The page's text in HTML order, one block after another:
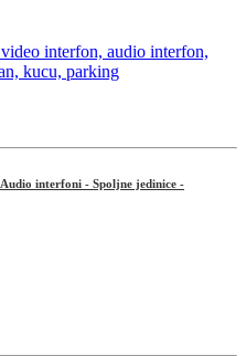
Audio interfoni - Spoljne jedinice -